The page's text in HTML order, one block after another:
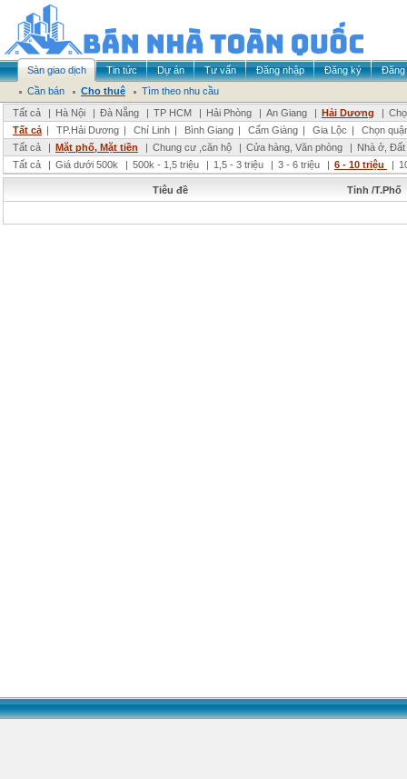
Sàn giao dịch Tin tức Dự án Tư vấn Đăng nhập Đăng ký
Đăng
Cần bán
Cho thuê
Tìm theo nhu cầu
Tất cả
| Hà Nội | Đà Nẵng | TP HCM | Hải Phòng | An Giang | Hải Dương |
Tất cả | TP.Hải Dương | Chí Linh | Bình Giang | Cẩm Giàng | Gia Lộc |
Chọn
Tất cả
| Mặt phố, Mặt tiền | Chung cư ,căn hộ | Cửa hàng, Văn phòng | Nhà ở,
Tất cả
| Giá dưới 500k | 500k - 1,5 triệu | 1,5 - 3 triệu | 3 - 6 triệu | 6 - 10 triệu |
Tiêu đề Tỉnh /T.Phố